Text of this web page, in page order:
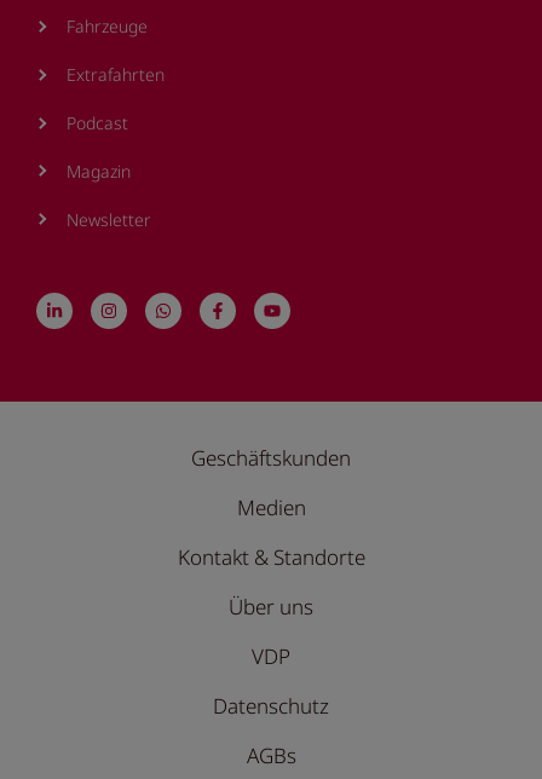
Fahrzeuge
Extrafahrten
Podcast
Magazin
Newsletter
Geschäftskunden
Medien
Kontakt & Standorte
Über uns
VDP
Datenschutz
AGBs